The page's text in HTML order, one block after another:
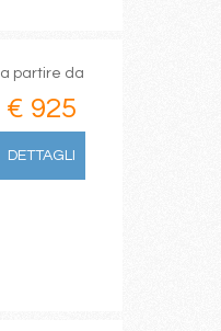
a partire da
€ 925
DETTAGLI